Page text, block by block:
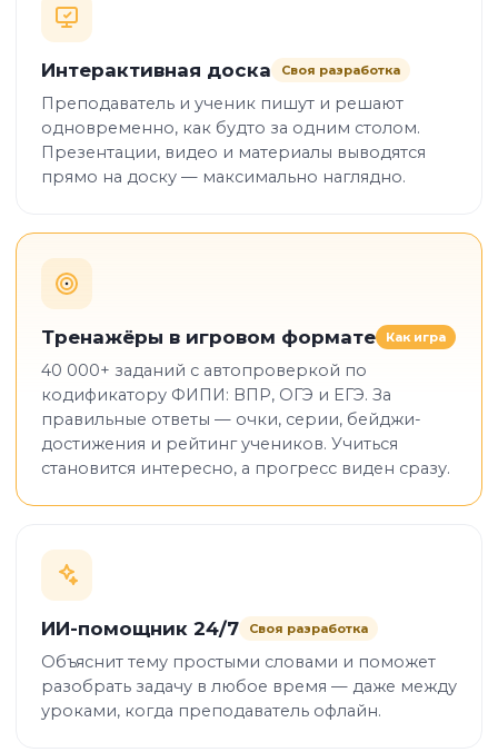
Интерактивная доска Своя разработка
Преподаватель и ученик пишут и решают
одновременно, как будто за одним столом.
Презентации, видео и материалы выводятся
прямо на доску — максимально наглядно.
Тренажёры в игровом формате Как игра
40 000+ заданий с автопроверкой по
кодификатору ФИПИ: ВПР, ОГЭ и ЕГЭ. За
правильные ответы — очки, серии, бейджи-
достижения и рейтинг учеников. Учиться
становится интересно, а прогресс виден сразу.
ИИ-помощник 24/7 Своя разработка
Объяснит тему простыми словами и поможет
разобрать задачу в любое время — даже между
уроками, когда преподаватель офлайн.